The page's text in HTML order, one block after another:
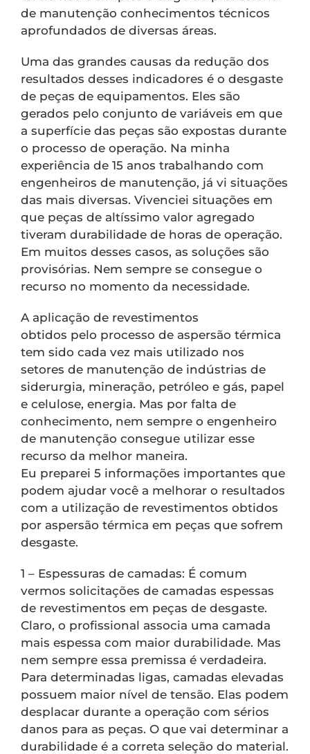
de manutenção conhecimentos técnicos
aprofundados de diversas áreas.
Uma das grandes causas da redução dos
resultados desses indicadores é o desgaste
de peças de equipamentos. Eles são
gerados pelo conjunto de variáveis em que
a superfície das peças são expostas durante
o processo de operação. Na minha
experiência de 15 anos trabalhando com
engenheiros de manutenção, já vi situações
das mais diversas. Vivenciei situações em
que peças de altíssimo valor agregado
tiveram durabilidade de horas de operação.
Em muitos desses casos, as soluções são
provisórias. Nem sempre se consegue o
recurso no momento da necessidade.
A aplicação de revestimentos
obtidos pelo processo de aspersão térmica
tem sido cada vez mais utilizado nos
setores de manutenção de indústrias de
siderurgia, mineração, petróleo e gás, papel
e celulose, energia. Mas por falta de
conhecimento, nem sempre o engenheiro
de manutenção consegue utilizar esse
recurso da melhor maneira.
Eu preparei 5 informações importantes que
podem ajudar você a melhorar o resultados
com a utilização de revestimentos obtidos
por aspersão térmica em peças que sofrem
desgaste.
1 – Espessuras de camadas: É comum
vermos solicitações de camadas espessas
de revestimentos em peças de desgaste.
Claro, o profissional associa uma camada
mais espessa com maior durabilidade. Mas
nem sempre essa premissa é verdadeira.
Para determinadas ligas, camadas elevadas
possuem maior nível de tensão. Elas podem
desplacar durante a operação com sérios
danos para as peças. O que vai determinar a
durabilidade é a correta seleção do material.